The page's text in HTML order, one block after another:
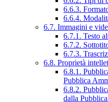
6.6.3.
6.6.4.
6.7. Immagini e
6.7.1. Testo
6.7.2.
6.7.3.
6.8. Proprietà
6.8.1.
Pubblica
6.8.2.
dalla